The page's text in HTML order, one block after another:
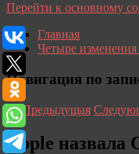
Перейти к основному
Главная
Четыре изменения
Навигация по
←Предыдущая
Apple назвала